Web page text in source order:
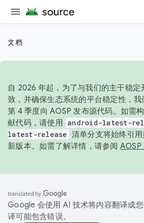
文档
自 2026 年起，为了与我们的主干稳定
致，并确保生态系统的平台稳定性，
第 4 季度向 AOSP 发布源代码。如需
献代码，请使用 android-latest-
latest-release 清单分支将始终引
新版本。如需了解详情，请参阅 AOSP
Google 会使用 AI 技术将内容翻译成
译可能包含错误。